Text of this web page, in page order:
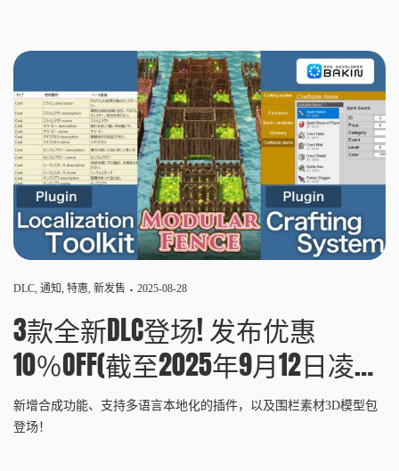
DLC, 通知, 特惠, 新发售 2025-08-28
3款全新DLC登场! 发布优惠
10％OFF(截至2025年9月12日凌晨
1:00 UTC+8)
新增合成功能、支持多语言本地化的插件，以及围栏素材3D模型包
登场！